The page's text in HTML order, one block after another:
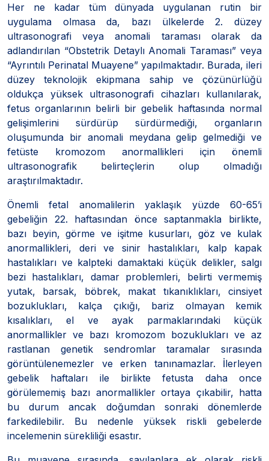
Her ne kadar tüm dünyada uygulanan rutin bir
uygulama olmasa da, bazı ülkelerde 2. düzey
ultrasonografi veya anomali taraması olarak da
adlandırılan “Obstetrik Detaylı Anomali Taraması” veya
“Ayrıntılı Perinatal Muayene” yapılmaktadır. Burada, ileri
düzey teknolojik ekipmana sahip ve çözünürlüğü
oldukça yüksek ultrasonografi cihazları kullanılarak,
fetus organlarının belirli bir gebelik haftasında normal
gelişimlerini sürdürüp sürdürmediği, organların
oluşumunda bir anomali meydana gelip gelmediği ve
fetüste kromozom anormallikleri için önemli
ultrasonografik belirteçlerin olup olmadığı
araştırılmaktadır.
Önemli fetal anomalilerin yaklaşık yüzde 60-65’i
gebeliğin 22. haftasından önce saptanmakla birlikte,
bazı beyin, görme ve işitme kusurları, göz ve kulak
anormallikleri, deri ve sinir hastalıkları, kalp kapak
hastalıkları ve kalpteki damaktaki küçük delikler, salgı
bezi hastalıkları, damar problemleri, belirti vermemiş
yutak, barsak, böbrek, makat tıkanıklıkları, cinsiyet
bozuklukları, kalça çıkığı, bariz olmayan kemik
kısalıkları, el ve ayak parmaklarındaki küçük
anormallikler ve bazı kromozom bozuklukları ve az
rastlanan genetik sendromlar taramalar sırasında
görüntülenemezler ve erken tanınamazlar. İlerleyen
gebelik haftaları ile birlikte fetusta daha once
görülememiş bazı anormallikler ortaya çıkabilir, hatta
bu durum ancak doğumdan sonraki dönemlerde
farkedilebilir. Bu nedenle yüksek riskli gebelerde
incelemenin sürekliliği esastır.